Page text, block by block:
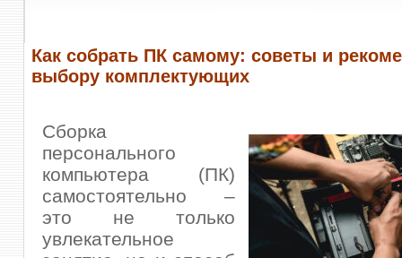
Как собрать ПК самому: советы и
выбору комплектующих
Сборка
персонального
компьютера (ПК)
самостоятельно –
это не только
увлекательное